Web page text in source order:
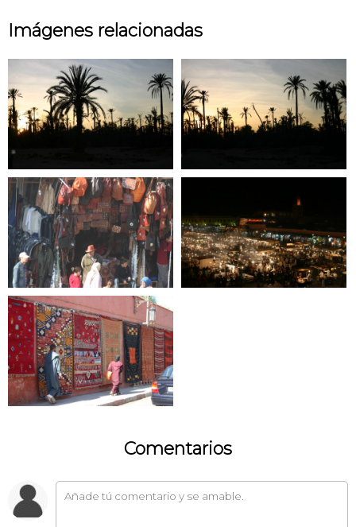
Imágenes relacionadas
Comentarios